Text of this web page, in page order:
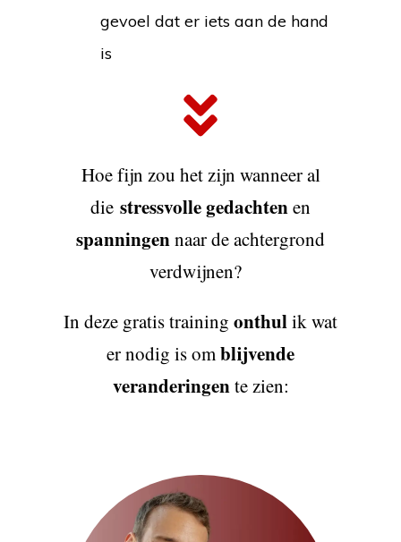
gevoel dat er iets aan de hand
is
Hoe fijn zou het zijn wanneer al
die stressvolle gedachtenen
spanningennaar de achtergrond
verdwijnen?
In deze gratis training onthulik wat
er nodig is omblijvende
veranderingente zien: